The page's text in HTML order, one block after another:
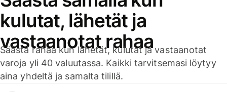
kulutat, lähetät ja
vastaanotat rahaa
Säästä rahaa kun lähetät, kulutat ja vastaanotat
varoja yli 40 valuutassa. Kaikki tarvitsemasi löytyy
aina yhdeltä ja samalta tilillä.